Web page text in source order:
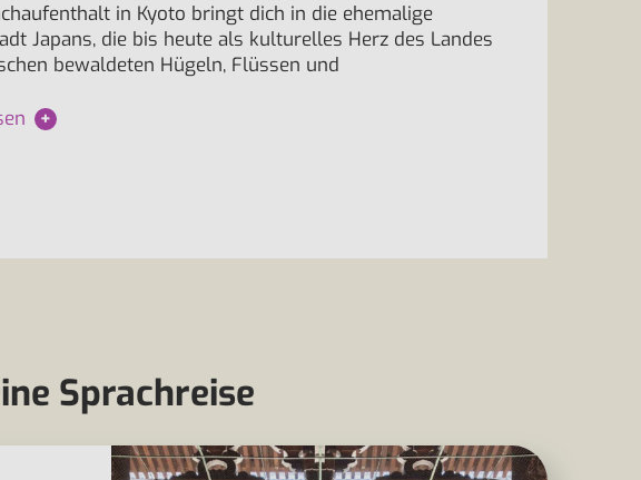
in Kyoto bringt dich in die ehemalige
Japans, die bis heute als kulturelles Herz des Landes
bewaldeten Hügeln, Flüssen und
+
Sprachreise